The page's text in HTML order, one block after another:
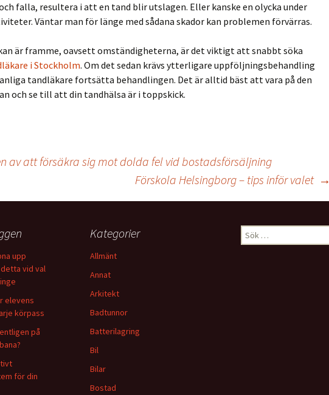
falla, resultera i att en tand blir utslagen. Eller kanske en olycka under
Väntar man för länge med sådana skador kan problemen förvärras.
är framme, oavsett omständigheterna, är det viktigt att snabbt söka
i Stockholm. Om det sedan krävs ytterligare uppföljningsbehandling
tandläkare fortsätta behandlingen. Det är alltid bäst att vara på den
och se till att din tandhälsa är i toppskick.
av att försäkra sig mot dolda fel vid bostadsförsäljning
Förskola Helsingborg – tips inför valet →
upp
vid val
elevens
körpass
på
för din
Kategorier
Allmänt
Annat
Arkitekt
Badtunnor
Batterilagring
Bil
Bilar
Bostad
Sök
efter: